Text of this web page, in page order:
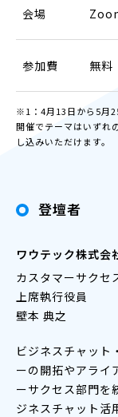
会場
参加費 無料
※1：4月13日から5月
開催でテーマはいずれ
し込みいただけます。
登壇者
ワウテック株式会
カスタマーサクセ
上席執行役員
壁本 典之
ビジネスチャッ
ーの開拓やアライ
ーサクセス部門を
ジネスチャット活